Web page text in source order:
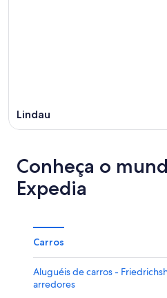
Lindau
Conheça o
Expedia
Carros
Aluguéis de carros -
arredores